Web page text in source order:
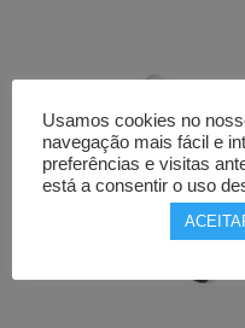
Usamos cookies no
navegação mais fácil e
preferências e visitas
está a consentir o uso